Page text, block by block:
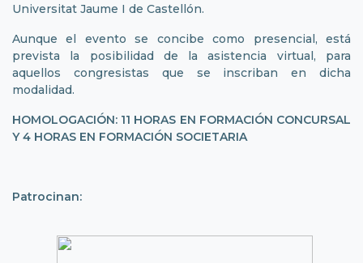
Universitat Jaume I de Castellón.
Aunque el evento se concibe como presencial, está
prevista la posibilidad de la asistencia virtual, para
aquellos congresistas que se inscriban en dicha
modalidad.
HOMOLOGACIÓN: 11 HORAS EN FORMACIÓN CONCURSAL
Y 4 HORAS EN FORMACIÓN SOCIETARIA
Patrocinan: